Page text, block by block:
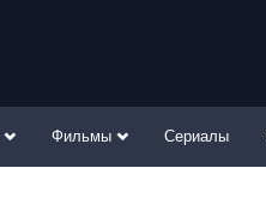
Фильмы Сериалы